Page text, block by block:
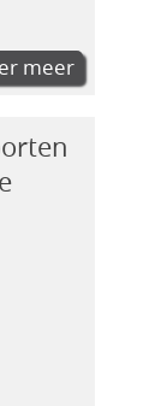
meer